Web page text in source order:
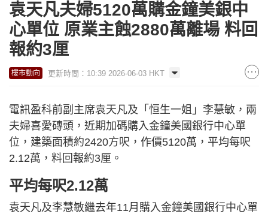
袁天凡夫婦5120萬購金鐘美銀中
心單位 原業主蝕2880萬離場 料回
報約3厘
樓市動向 更新時間：10:39 2026-06-03 HKT
電訊盈科前副主席袁天凡及「恒生一姐」李慧敏，兩
夫婦喜愛磚頭，近期加碼購入金鐘美國銀行中心單
位，建築面積約2420方呎，作價5120萬，平均每呎
2.12萬，料回報約3厘。
平均每呎2.12萬
袁天凡及李慧敏繼去年11月購入金鐘美國銀行中心單